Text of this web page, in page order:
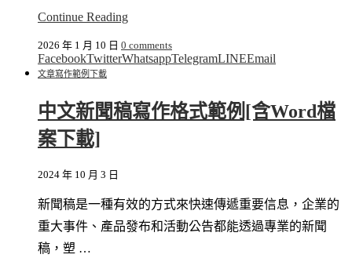
Continue Reading
2026 年 1 月 10 日 0 comments
FacebookTwitterWhatsappTelegramLINEEmail
文章寫作範例下載
中文新聞稿寫作格式範例[含Word檔
案下載]
2024 年 10 月 3 日
新聞稿是一種有效的方式來快速傳遞重要信息，企業的
重大事件、產品發布和活動公告都能透過專業的新聞
稿，塑 …